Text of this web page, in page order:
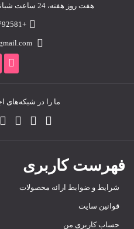
هفت روز هفته، 24 ساعت شبانه‌روز، در خدمت شما هستیم.
+98-9171792581
ما را در شبکه‌های
فهرست کاربری
شرایط و ضوابط ارائه محصولات
قوانین سایت
حساب کاربری من